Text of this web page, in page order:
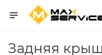
Задняя